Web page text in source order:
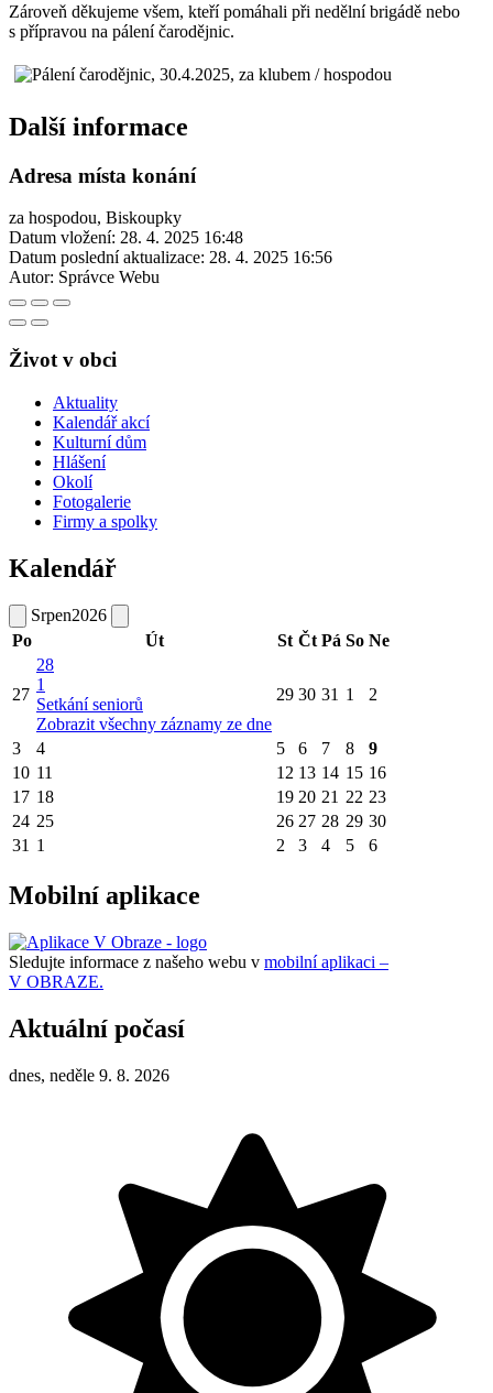
Zároveň děkujeme všem, kteří pomáhali při nedělní brigádě nebo
s přípravou na pálení čarodějnic.
Další informace
Adresa místa konání
za hospodou, Biskoupky
Datum vložení: 28. 4. 2025 16:48
Datum poslední aktualizace: 28. 4. 2025 16:56
Autor: Správce Webu
Život v obci
Aktuality
Kalendář akcí
Kulturní dům
Hlášení
Okolí
Fotogalerie
Firmy a spolky
Kalendář
Srpen2026
Po
Út St Čt Pá So Ne
27
28
1
Setkání seniorů
Zobrazit všechny záznamy ze dne
29 30 31 1 2
3 4 5 6 7 8
9
10 11 12 13 14 15 16
17 18 19 20 21 22 23
24 25 26 27 28 29 30
31 1 2 3 4 5 6
Mobilní aplikace
Sledujte informace z našeho webu v mobilní aplikaci –
V OBRAZE.
Aktuální počasí
dnes, neděle 9. 8. 2026